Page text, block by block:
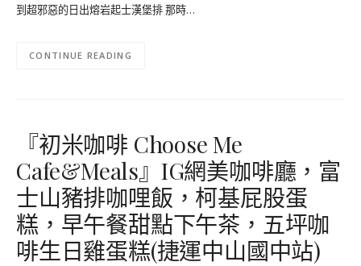
到超邪惡的日出熔岩起士漢堡排 那時…
CONTINUE READING
『初米咖啡 Choose Me
Cafe&Meals』IG網美咖啡廳，富
士山豬排咖哩飯，柯基屁股蛋
糕，早午餐甜點下午茶，五坪咖
啡生日雞蛋糕(捷運中山國中站)